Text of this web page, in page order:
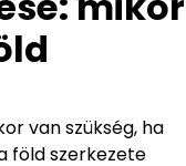
van szükség, ha
föld szerkezete